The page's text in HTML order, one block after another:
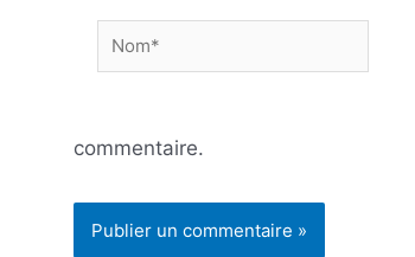
Nom*
commentaire.